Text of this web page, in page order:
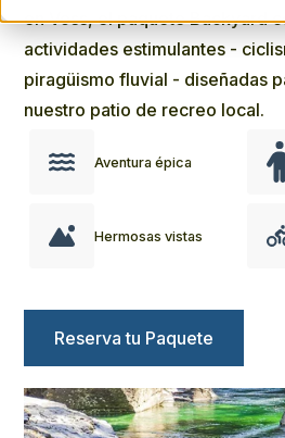
en Voss, el paquete Backyard
actividades estimulantes -
piragüismo fluvial - diseñadas
nuestro patio de recreo local.
Aventura épica
Hermosas vistas
Reserva tu Paquete